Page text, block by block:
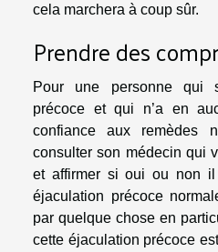
cela marchera à coup sûr.
Prendre des
Pour une personne qui
précoce et qui n’a en
confiance aux remèdes
consulter son médecin qui
et affirmer si oui ou non il
éjaculation précoce
par quelque chose en
cette éjaculation précoce